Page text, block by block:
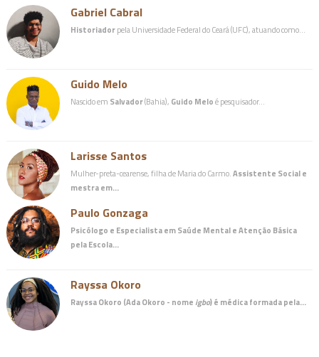
Gabriel Cabral
Historiadorpela Universidade Federal do Ceará (UFC), atuando como…
Guido Melo
Nascido em Salvador(Bahia), Guido Meloé pesquisador…
Larisse Santos
Mulher-preta-cearense, filha de Maria do Carmo.Assistente Social e
mestra em…
Paulo Gonzaga
Psicólogo e Especialista em Saúde Mental e Atenção Básica
pela Escola…
Rayssa Okoro
Rayssa Okoro (Ada Okoro - nome igbo) é médicaformada pela…